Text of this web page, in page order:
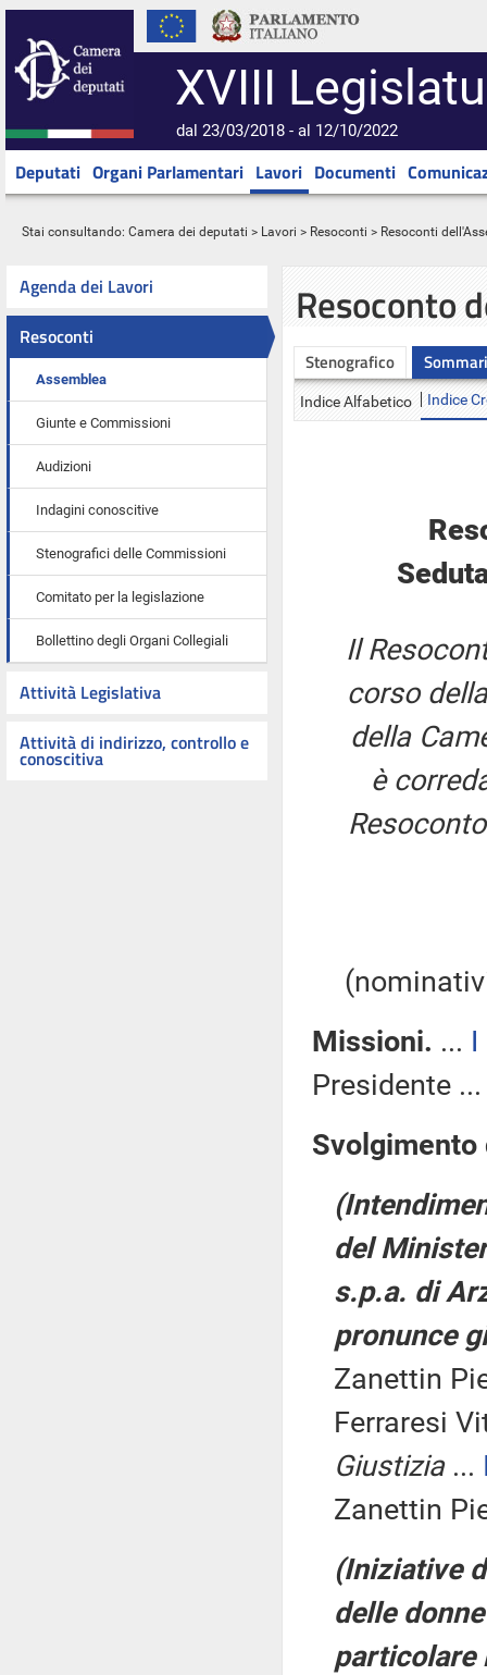
XVIII
dal 23/03/2018 - al 12/10/2022
Deputati Organi Parlamentari Lavori Documenti
Stai consultando: Camera dei deputati > Lavori > Resoconti > Resoconti
Agenda dei Lavori
Resoconti
Assemblea
Giunte e Commissioni
Audizioni
Indagini conoscitive
Stenografici delle Commissioni
Comitato per la legislazione
Bollettino degli Organi Collegiali
Attività Legislativa
Attività di indirizzo, controllo e
conoscitiva
Resoconto
Stenografico
Indice Alfabetico Indice
Il
corso
della
è
Missioni. ... I
Presidente
del
s.p.a. di
pronunce
Zanettin
Ferraresi
Giustizia...
Zanettin
(Iniziative
delle
particolare